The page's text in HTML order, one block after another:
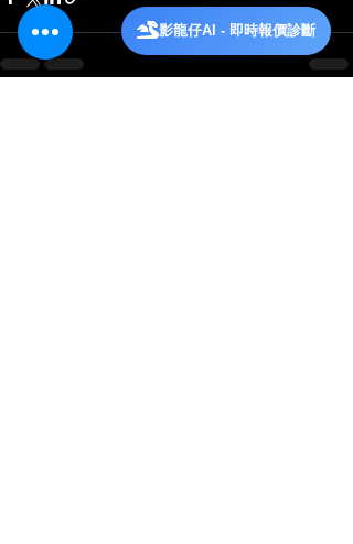
影龍仔AI - 即時報價診斷